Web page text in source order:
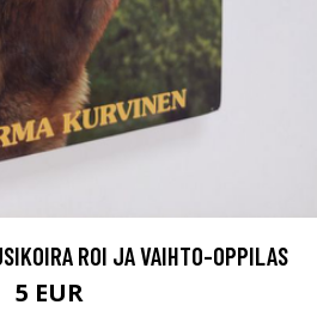
ROI JA VAIHTO-OPPILAS
5 EUR